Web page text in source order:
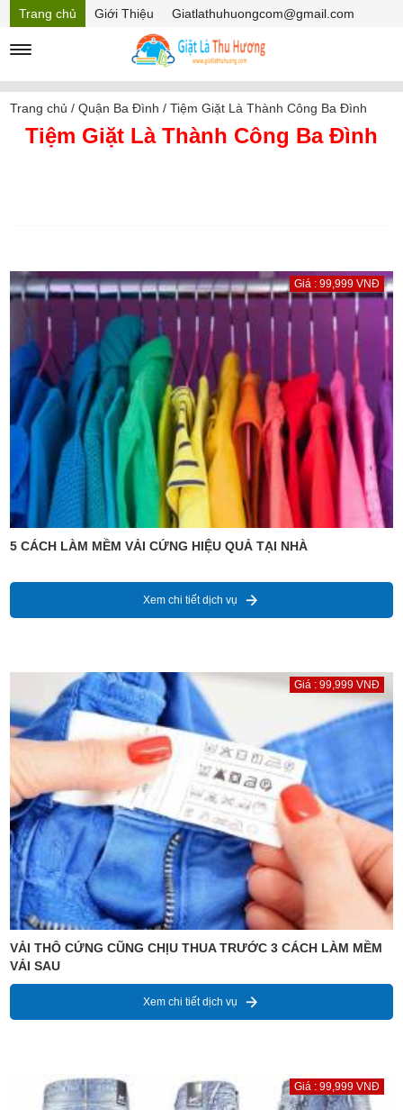
Trang chủ Giới Thiệu
Giatlathuhuongcom@gmail.com
Mã Giảm giá
Trang chủ /Quận Ba Đình /Tiệm Giặt Là Thành Công Ba Đình
Tiệm Giặt Là Thành Công Ba Đình
Giá : 99,999 VNĐ
5 CÁCH LÀM MỀM VẢI CỨNG HIỆU QUẢ TẠI NHÀ
Xem chi tiết dịch vụ
Giá : 99,999 VNĐ
VẢI THÔ CỨNG CŨNG CHỊU THUA TRƯỚC 3 CÁCH LÀM MỀM
VẢI SAU
Xem chi tiết dịch vụ
Giá : 99,999 VNĐ